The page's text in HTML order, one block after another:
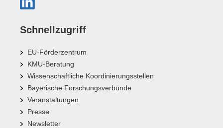
Schnellzugriff
EU-Förderzentrum
KMU-Beratung
Wissenschaftliche Koordinierungsstellen
Bayerische Forschungsverbünde
Veranstaltungen
Presse
Newsletter